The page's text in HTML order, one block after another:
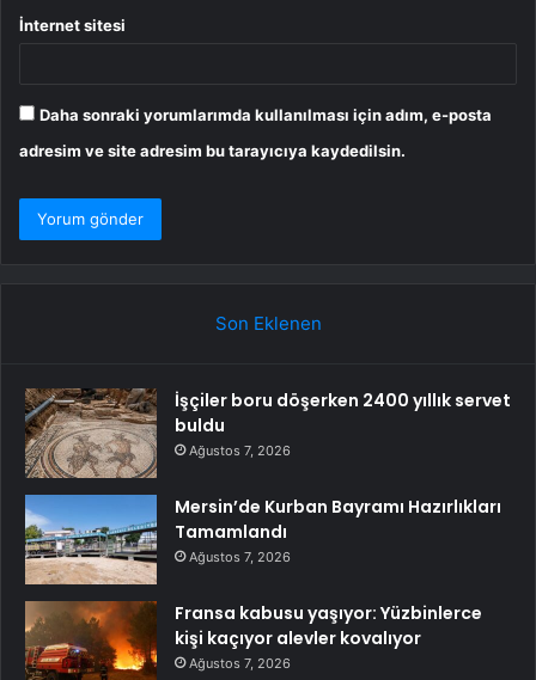
İnternet sitesi
Daha sonraki yorumlarımda kullanılması için adım, e-posta
adresim ve site adresim bu tarayıcıya kaydedilsin.
Son Eklenen
İşçiler boru döşerken 2400 yıllık servet
buldu
Ağustos 7, 2026
Mersin’de Kurban Bayramı Hazırlıkları
Tamamlandı
Ağustos 7, 2026
Fransa kabusu yaşıyor: Yüzbinlerce
kişi kaçıyor alevler kovalıyor
Ağustos 7, 2026